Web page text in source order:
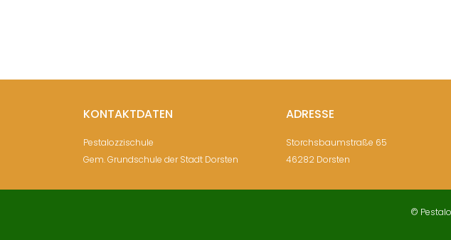
KONTAKTDATEN
Pestalozzischule
Gem. Grundschule der Stadt Dorsten
ADRESSE
Storchsbaumstraße 65
46282 Dorsten
©